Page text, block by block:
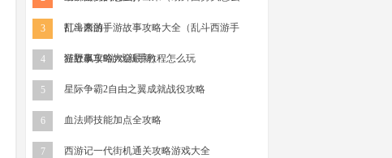
打出来的）
3 乱斗西游手游故事攻略大全（乱斗西游手
游故事攻略大全最新）
4 狂野飙车9游戏新手教程怎么玩
5 星际争霸2自由之翼成就战役攻略
6 血法师技能加点全攻略
7 西游记一代街机通关攻略游戏大全